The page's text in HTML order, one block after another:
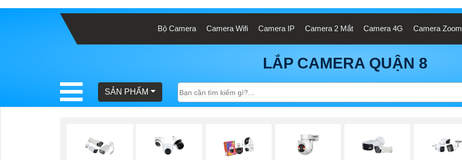
Bộ Camera Camera Wifi Camera IP Camera 2 Mắt Camera 4G Camera Zoom
LẮP CAMERA QUẬN 8
SẢN PHẨM